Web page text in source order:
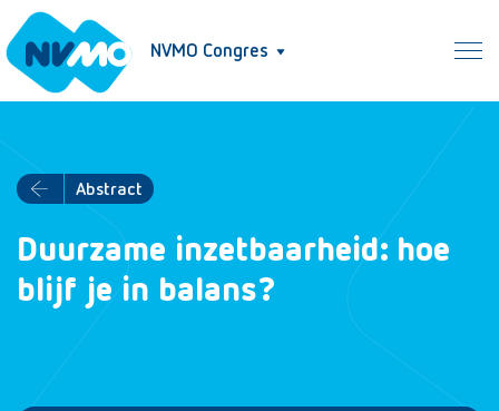
NVMO Congres
Abstract
Duurzame inzetbaarheid: hoe
blijf je in balans?